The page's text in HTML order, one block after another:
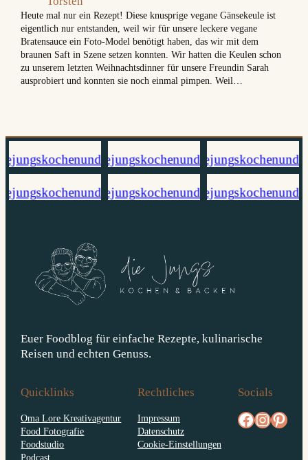
Heute mal nur ein Rezept! Diese knusprige vegane Gänsekeule ist
eigentlich nur entstanden, weil wir für unsere leckere vegane
Bratensauce ein Foto-Model benötigt haben, das wir mit dem
braunen Saft in Szene setzen konnten. Wir hatten die Keulen schon
zu unserem letzten Weihnachtsdinner für unsere Freundin Sarah
ausprobiert und konnten sie noch einmal pimpen. Weil…
Euer Foodblog für einfache Rezepte, kulinarische
Reisen und echten Genuss.
Quicklinks
Oma Lore Kreativagentur
Food Fotografie
Foodstudio
Podcast
Rechtliches
Impressum
Datenschutz
Cookie-Einstellungen
Socials
facebook.com/diejungskochenundbacken Instagrampinterest.com/diejungs